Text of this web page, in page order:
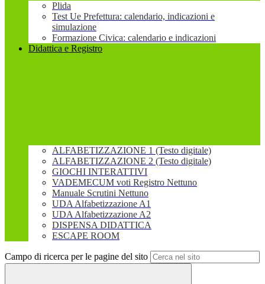
Plida
Test Ue Prefettura: calendario, indicazioni e
simulazione
Formazione Civica: calendario e indicazioni
Didattica e Registro
ALFABETIZZAZIONE 1 (Testo digitale)
ALFABETIZZAZIONE 2 (Testo digitale)
GIOCHI INTERATTIVI
VADEMECUM voti Registro Nettuno
Manuale Scrutini Nettuno
UDA Alfabetizzazione A1
UDA Alfabetizzazione A2
DISPENSA DIDATTICA
ESCAPE ROOM
Campo di ricerca per le pagine del sito